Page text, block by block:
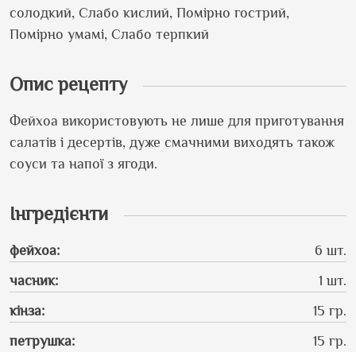
солодкий, Слабо кислий, Помірно гострий,
Помірно умамі, Слабо терпкий
Опис рецепту
Фейхоа використовують не лише для приготування
салатів і десертів, дуже смачними виходять також
соуси та напої з ягоди.
Інгредієнти
фейхоа:
6 шт.
часник:
1 шт.
кінза:
15 гр.
петрушка:
15 гр.